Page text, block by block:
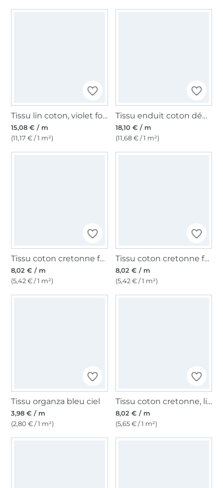
Tissu lin coton, violet foncé
15,08 € / m
(11,17 € / 1 m²)
Tissu enduit coton déperlant uni, jaune curry
18,10 € / m
(11,68 € / 1 m²)
Tissu coton cretonne fanion, abricot
8,02 € / m
(5,42 € / 1 m²)
Tissu coton cretonne fanion, vert kiwi
8,02 € / m
(5,42 € / 1 m²)
Tissu organza bleu ciel
3,98 € / m
(2,80 € / 1 m²)
Tissu coton cretonne, lilas
8,02 € / m
(5,65 € / 1 m²)